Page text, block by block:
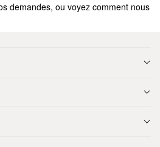
demandes, ou voyez comment nous